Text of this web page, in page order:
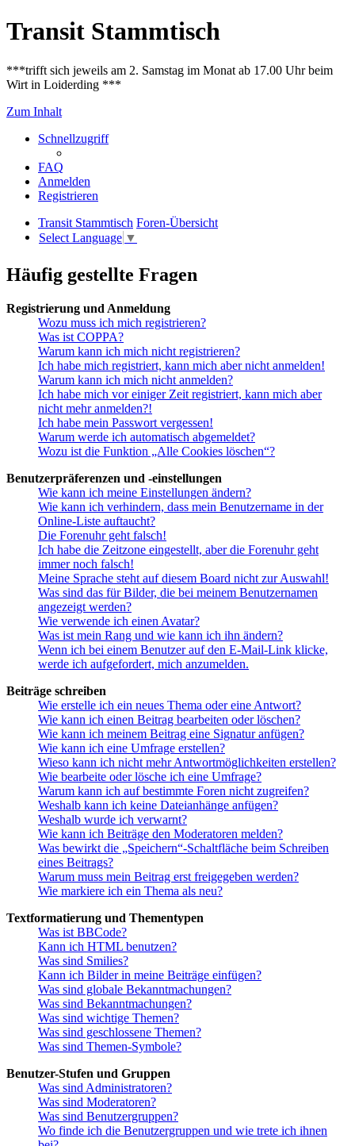
Transit Stammtisch
***trifft sich jeweils am 2. Samstag im Monat ab 17.00 Uhr beim
Wirt in Loiderding ***
Zum Inhalt
Schnellzugriff
FAQ
Anmelden
Registrieren
Transit Stammtisch Foren-Übersicht
Select Language ▼
Häufig gestellte Fragen
Registrierung und Anmeldung
Wozu muss ich mich registrieren?
Was ist COPPA?
Warum kann ich mich nicht registrieren?
Ich habe mich registriert, kann mich aber nicht anmelden!
Warum kann ich mich nicht anmelden?
Ich habe mich vor einiger Zeit registriert, kann mich aber
nicht mehr anmelden?!
Ich habe mein Passwort vergessen!
Warum werde ich automatisch abgemeldet?
Wozu ist die Funktion „Alle Cookies löschen“?
Benutzerpräferenzen und -einstellungen
Wie kann ich meine Einstellungen ändern?
Wie kann ich verhindern, dass mein Benutzername in der
Online-Liste auftaucht?
Die Forenuhr geht falsch!
Ich habe die Zeitzone eingestellt, aber die Forenuhr geht
immer noch falsch!
Meine Sprache steht auf diesem Board nicht zur Auswahl!
Was sind das für Bilder, die bei meinem Benutzernamen
angezeigt werden?
Wie verwende ich einen Avatar?
Was ist mein Rang und wie kann ich ihn ändern?
Wenn ich bei einem Benutzer auf den E-Mail-Link klicke,
werde ich aufgefordert, mich anzumelden.
Beiträge schreiben
Wie erstelle ich ein neues Thema oder eine Antwort?
Wie kann ich einen Beitrag bearbeiten oder löschen?
Wie kann ich meinem Beitrag eine Signatur anfügen?
Wie kann ich eine Umfrage erstellen?
Wieso kann ich nicht mehr Antwortmöglichkeiten erstellen?
Wie bearbeite oder lösche ich eine Umfrage?
Warum kann ich auf bestimmte Foren nicht zugreifen?
Weshalb kann ich keine Dateianhänge anfügen?
Weshalb wurde ich verwarnt?
Wie kann ich Beiträge den Moderatoren melden?
Was bewirkt die „Speichern“-Schaltfläche beim Schreiben
eines Beitrags?
Warum muss mein Beitrag erst freigegeben werden?
Wie markiere ich ein Thema als neu?
Textformatierung und Thementypen
Was ist BBCode?
Kann ich HTML benutzen?
Was sind Smilies?
Kann ich Bilder in meine Beiträge einfügen?
Was sind globale Bekanntmachungen?
Was sind Bekanntmachungen?
Was sind wichtige Themen?
Was sind geschlossene Themen?
Was sind Themen-Symbole?
Benutzer-Stufen und Gruppen
Was sind Administratoren?
Was sind Moderatoren?
Was sind Benutzergruppen?
Wo finde ich die Benutzergruppen und wie trete ich ihnen